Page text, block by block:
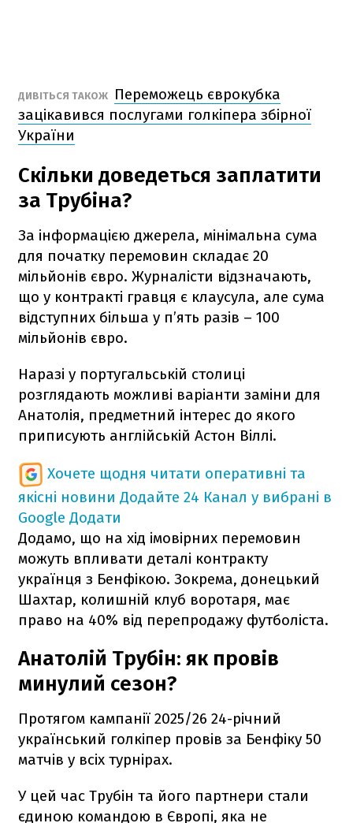
ДИВІТЬСЯ ТАКОЖ
Переможець єврокубка
зацікавився послугами голкіпера збірної
України
Скільки доведеться заплатити
за Трубіна?
За інформацією джерела, мінімальна сума
для початку перемовин складає 20
мільйонів євро. Журналісти відзначають,
що у контракті гравця є клаусула, але сума
відступних більша у п’ять разів – 100
мільйонів євро.
Наразі у португальській столиці
розглядають можливі варіанти заміни для
Анатолія, предметний інтерес до якого
приписують англійській Астон Віллі.
Хочете щодня читати оперативні та
якісні новини Додайте 24 Канал у вибрані в
Google Додати
Додамо, що на хід імовірних перемовин
можуть впливати деталі контракту
українця з Бенфікою. Зокрема, донецький
Шахтар, колишній клуб воротаря, має
право на 40% від перепродажу футболіста.
Анатолій Трубін: як провів
минулий сезон?
Протягом кампанії 2025/26 24-річний
український голкіпер провів за Бенфіку 50
матчів у всіх турнірах.
У цей час Трубін та його партнери стали
єдиною командою в Європі, яка не